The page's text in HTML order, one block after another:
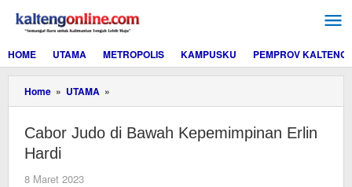
konten
HOME
UTAMA METROPOLIS KAMPUSKU PEMPROV KALTENG
Home » UTAMA »
Judo
Bawah
Cabor Judo di Bawah Kepemimpinan Erlin
Hardi
8 Maret 2023